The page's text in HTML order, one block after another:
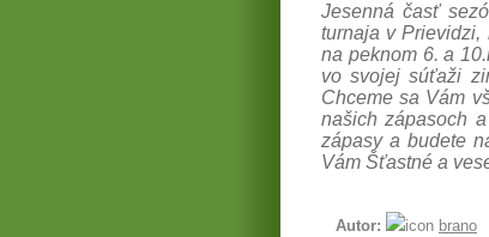
Jesenná časť
turnaja v
na peknom 6. a
vo svojej súťaži
Chceme sa Vám
našich zápasoch
zápasy a budete
Vám Šťastné a
Autor:
brano